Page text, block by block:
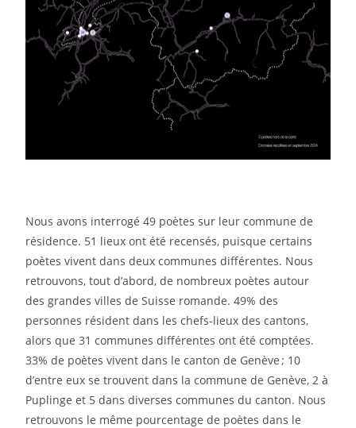
Nous avons interrogé 49 poètes sur leur commune de
résidence. 51 lieux ont été recensés, puisque certains
poètes vivent dans deux communes différentes. Nous
retrouvons, tout d’abord, de nombreux poètes autour
des grandes villes de Suisse romande. 49% des
personnes résident dans les chefs-lieux des cantons,
alors que 31 communes différentes ont été comptées.
33% de poètes vivent dans le canton de Genève ; 10
d’entre eux se trouvent dans la commune de Genève, 2 à
Puplinge et 5 dans diverses communes du canton. Nous
retrouvons le même pourcentage de poètes dans le